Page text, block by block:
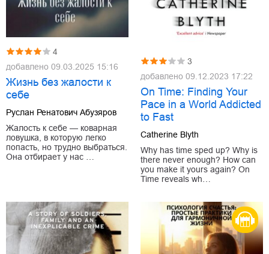
4
добавлено 09.03.2025 15:16
Жизнь без жалости к
себе
Руслан Ренатович Абузяров
Жалость к себе — коварная
ловушка, в которую легко
попасть, но трудно выбраться.
Она отбирает у нас …
3
добавлено 09.12.2023 17:22
On Time: Finding Your
Pace in a World Addicted
to Fast
Catherine Blyth
Why has time sped up? Why is
there never enough? How can
you make it yours again? On
Time reveals wh…